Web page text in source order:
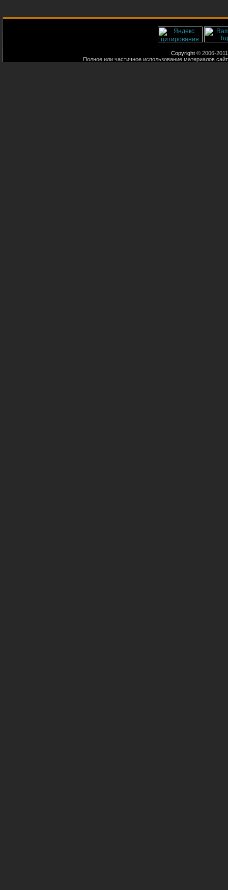
Copyright © 2006-
Полное или частичное использование материалов